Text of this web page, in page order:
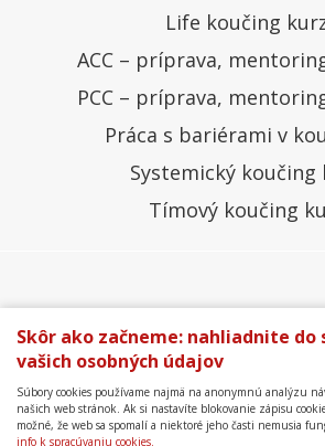
Life koučing
ACC – príprava,
PCC – príprava,
Práca s bariérami v
Systemický koučing
Tímový koučing
Všeobecné obchodné podmienky
Ochrana osobných údajov
Formulár na odstúpenie
Skôr ako začneme: nahliadnite do
vašich osobných údajov
Súbory cookies používame najmä na anonymnú analýzu
našich web stránok. Ak si nastavíte blokovanie zápisu
možné, že web sa spomalí a niektoré jeho časti nemusia
info k spracúvaniu cookies.